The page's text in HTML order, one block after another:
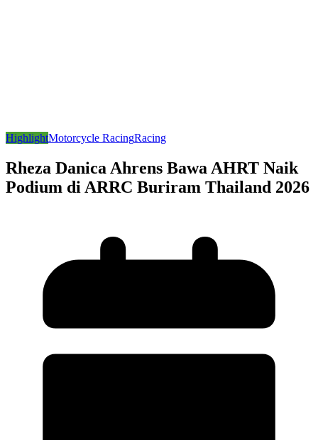
HighlightMotorcycle RacingRacing
Rheza Danica Ahrens Bawa AHRT Naik
Podium di ARRC Buriram Thailand 2026